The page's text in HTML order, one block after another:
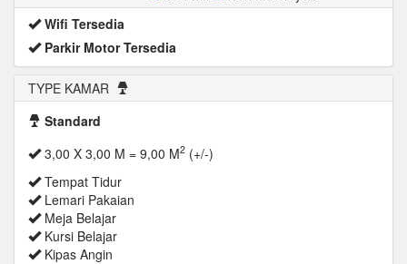
Wifi Tersedia
Parkir Motor Tersedia
TYPE KAMAR
Standard
3,00 X 3,00 M = 9,00 M2 (+/-)
Tempat Tidur
Lemari Pakaian
Meja Belajar
Kursi Belajar
Kipas Angin